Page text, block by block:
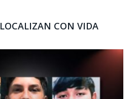
LOCALIZAN CON VIDA